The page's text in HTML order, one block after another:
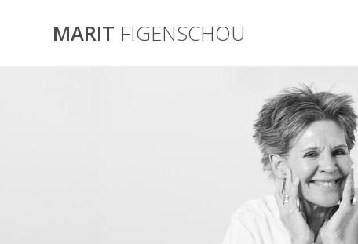
MARIT FIGENSCHOU